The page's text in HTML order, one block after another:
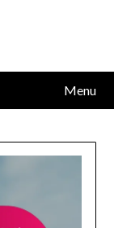
Menu